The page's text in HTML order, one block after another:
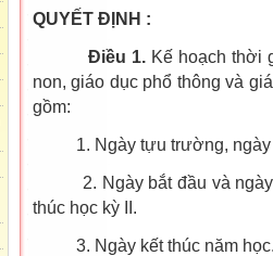
QUYẾT ĐỊNH :
Điều 1. Kế hoạch thời
non, giáo dục phổ thông và
gồm:
1. Ngày tựu trường, ngày
2. Ngày bắt đầu và ngày
thúc học kỳ II.
3. Ngày kết thúc năm